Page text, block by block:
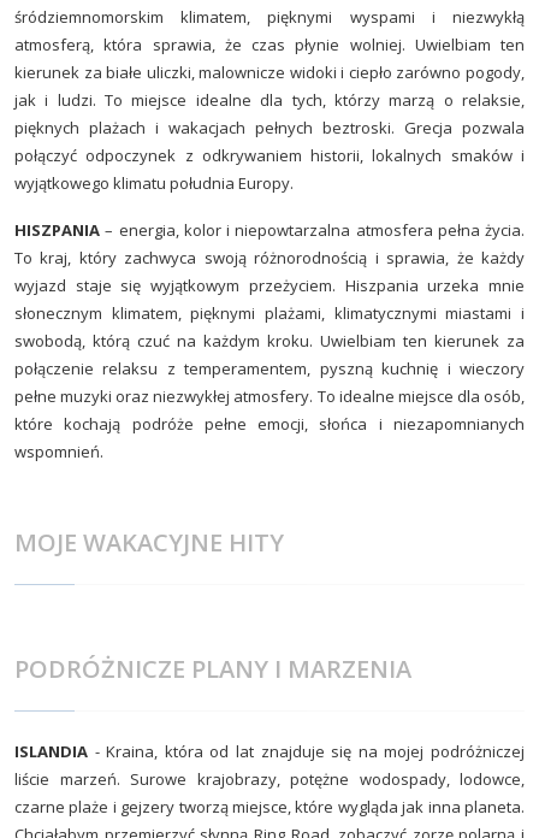
śródziemnomorskim klimatem, pięknymi wyspami i niezwykłą
atmosferą, która sprawia, że czas płynie wolniej. Uwielbiam ten
kierunek za białe uliczki, malownicze widoki i ciepło zarówno pogody,
jak i ludzi. To miejsce idealne dla tych, którzy marzą o relaksie,
pięknych plażach i wakacjach pełnych beztroski. Grecja pozwala
połączyć odpoczynek z odkrywaniem historii, lokalnych smaków i
wyjątkowego klimatu południa Europy.
HISZPANIA – energia, kolor i niepowtarzalna atmosfera pełna życia.
To kraj, który zachwyca swoją różnorodnością i sprawia, że każdy
wyjazd staje się wyjątkowym przeżyciem. Hiszpania urzeka mnie
słonecznym klimatem, pięknymi plażami, klimatycznymi miastami i
swobodą, którą czuć na każdym kroku. Uwielbiam ten kierunek za
połączenie relaksu z temperamentem, pyszną kuchnię i wieczory
pełne muzyki oraz niezwykłej atmosfery. To idealne miejsce dla osób,
które kochają podróże pełne emocji, słońca i niezapomnianych
wspomnień.
MOJE WAKACYJNE HITY
PODRÓŻNICZE PLANY I MARZENIA
ISLANDIA - Kraina, która od lat znajduje się na mojej podróżniczej
liście marzeń. Surowe krajobrazy, potężne wodospady, lodowce,
czarne plaże i gejzery tworzą miejsce, które wygląda jak inna planeta.